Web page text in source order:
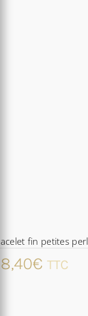
fin petites
€ TTC